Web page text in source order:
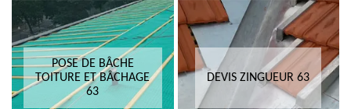
POSE DE BÂCHE
TOITURE ET BÂCHAGE
63
DEVIS ZINGUEUR 63